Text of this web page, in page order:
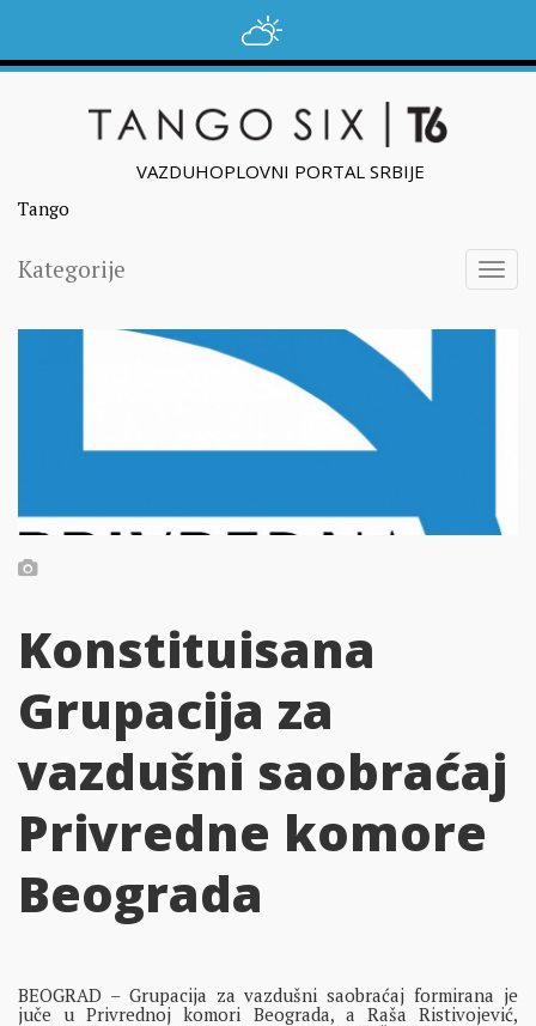
VAZDUHOPLOVNI PORTAL SRBIJE
Tango
Kategorije
Konstituisana
Grupacija za
vazdušni saobraćaj
Privredne komore
Beograda
BEOGRAD – Grupacija za vazdušni saobraćaj formirana je
juče u Privrednoj komori Beograda, a Raša Ristivojević,